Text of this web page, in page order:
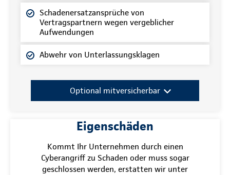
Schadenersatzansprüche von
Vertragspartnern wegen vergeblicher
Aufwendungen
Abwehr von Unterlassungsklagen
Optional mitversicherbar
Eigenschäden
Kommt Ihr Unternehmen durch einen
Cyberangriff zu Schaden oder muss sogar
geschlossen werden, erstatten wir unter